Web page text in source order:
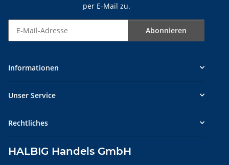
per E-Mail zu.
Abonnieren
Informationen
Unser Service
Rechtliches
HALBIG Handels GmbH